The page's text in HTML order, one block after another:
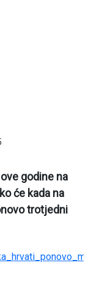
godine na
će kada na
trotjedni